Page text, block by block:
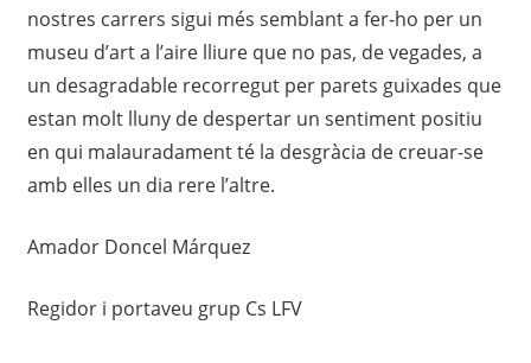
nostres carrers sigui més semblant a fer-ho per un
museu d’art a l’aire lliure que no pas, de vegades, a
un desagradable recorregut per parets guixades que
estan molt lluny de despertar un sentiment positiu
en qui malauradament té la desgràcia de creuar-se
amb elles un dia rere l’altre.
Amador Doncel Márquez
Regidor i portaveu grup Cs LFV